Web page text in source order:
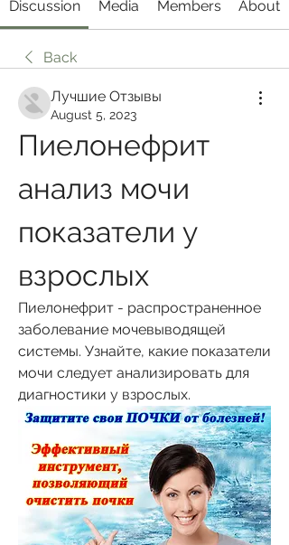
Discussion Media Members About
Back
Лучшие Отзывы
August 5, 2023
Пиелонефрит
анализ мочи
показатели у
взрослых
Пиелонефрит - распространенное
заболевание мочевыводящей
системы. Узнайте, какие показатели
мочи следует анализировать для
диагностики у взрослых.